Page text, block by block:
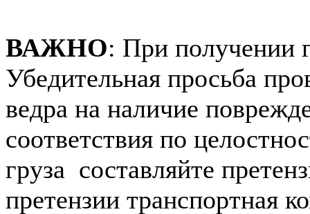
ВАЖНО: При получении
Убедительная просьба
ведра на наличие
соответствия по
груза составляйте
претензии транспортная